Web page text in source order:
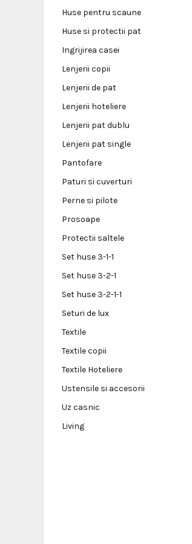
Huse pentru scaune
Huse si protectii pat
Ingrijirea casei
Lenjerii copii
Lenjerii de pat
Lenjerii hoteliere
Lenjerii pat dublu
Lenjerii pat single
Pantofare
Paturi si cuverturi
Perne si pilote
Prosoape
Protectii saltele
Set huse 3-1-1
Set huse 3-2-1
Set huse 3-2-1-1
Seturi de lux
Textile
Textile copii
Textile Hoteliere
Ustensile si accesorii
Uz casnic
Living